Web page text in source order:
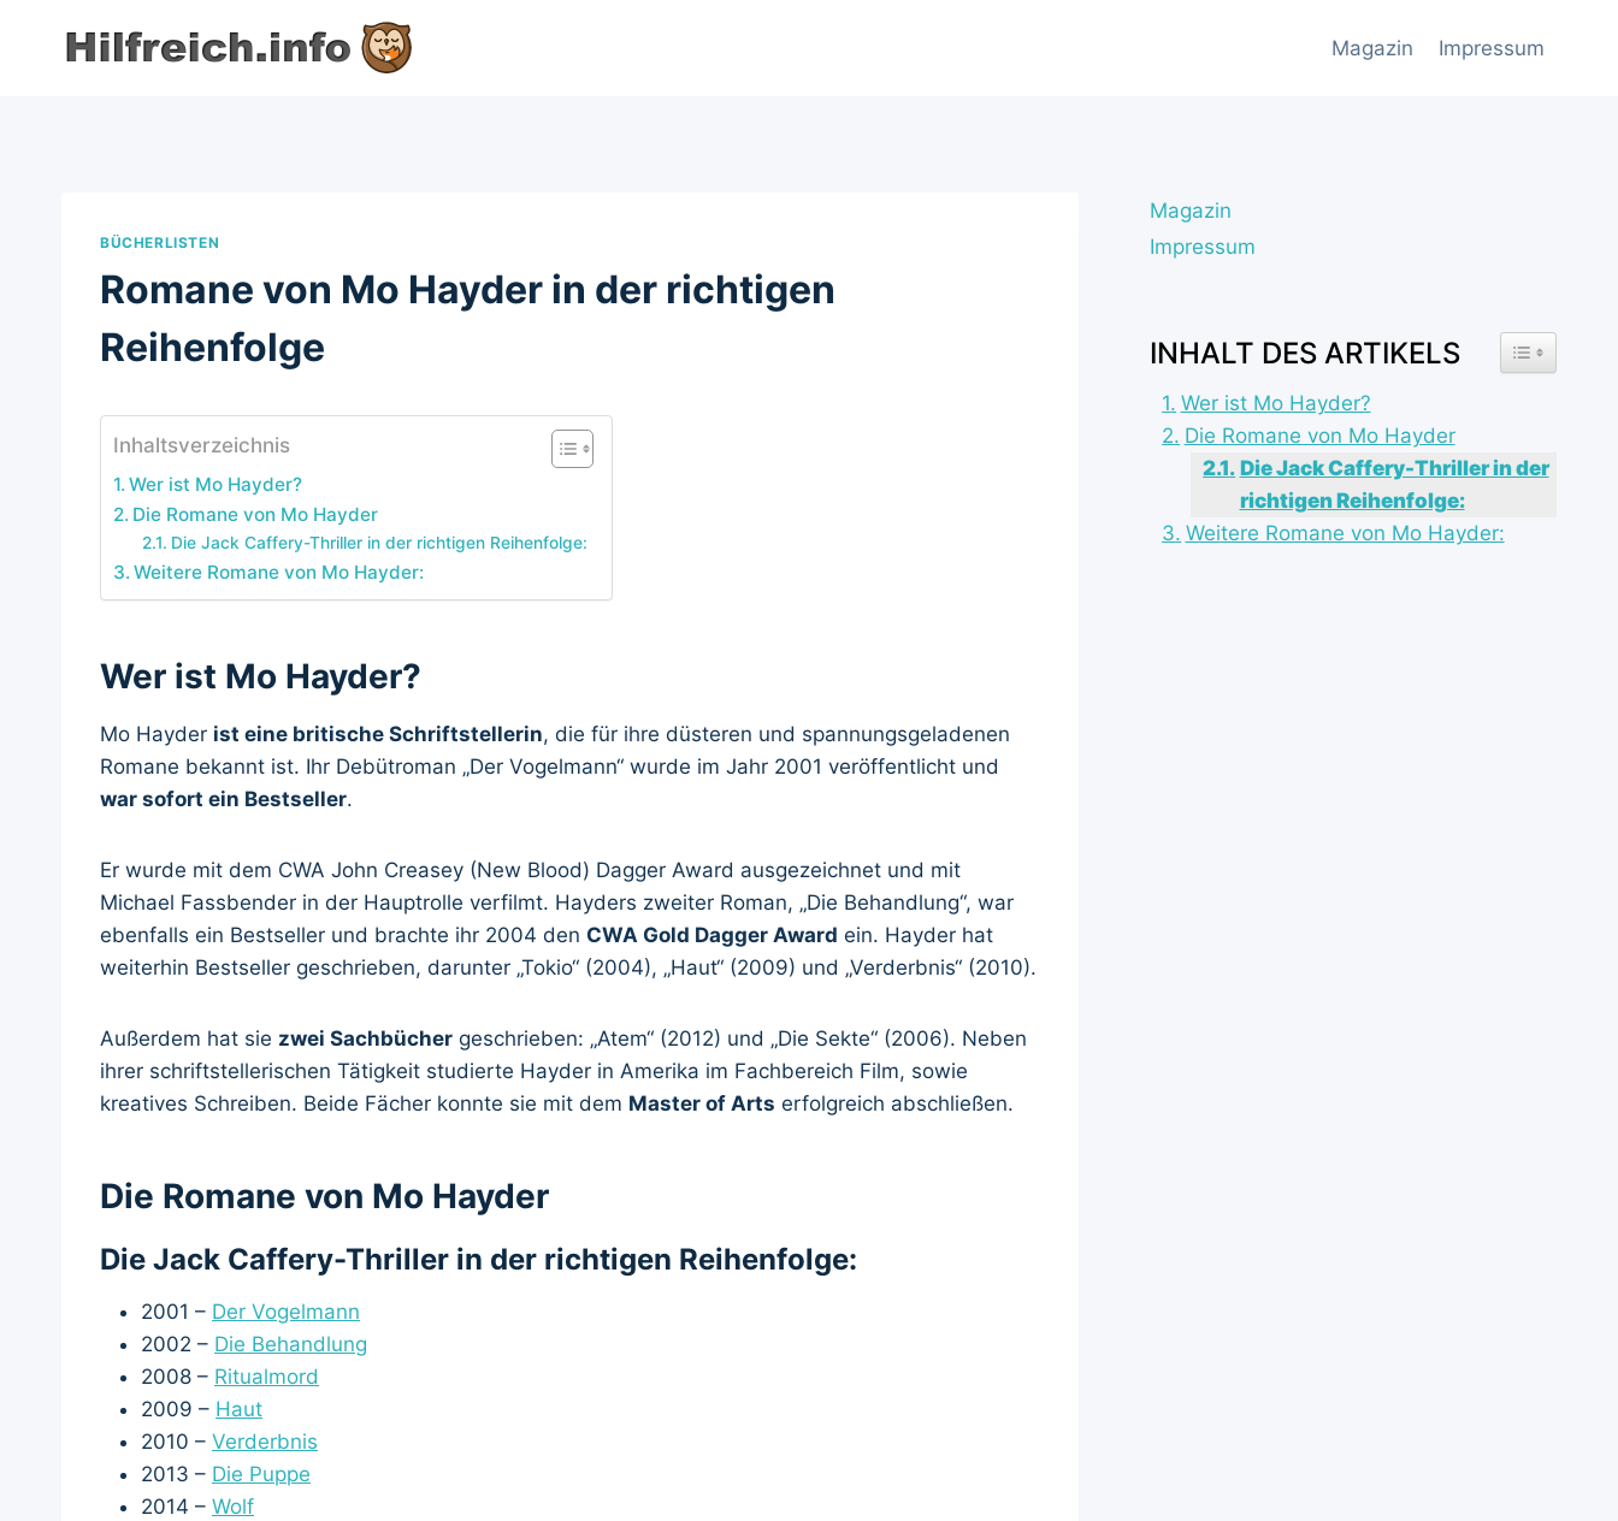
Magazin Impressum
BÜCHERLISTEN
Romane von Mo Hayder in der richtigen
Reihenfolge
Inhaltsverzeichnis
Wer ist Mo Hayder?
Die Romane von Mo Hayder
Die Jack Caffery-Thriller in der richtigen Reihenfolge:
Weitere Romane von Mo Hayder:
Wer ist Mo Hayder?
Mo Hayder ist eine britische Schriftstellerin, die für ihre düsteren und spannungsgeladenen
Romane bekannt ist. Ihr Debütroman „Der Vogelmann“ wurde im Jahr 2001 veröffentlicht und
war sofort ein Bestseller.
Er wurde mit dem CWA John Creasey (New Blood) Dagger Award ausgezeichnet und mit
Michael Fassbender in der Hauptrolle verfilmt. Hayders zweiter Roman, „Die Behandlung“, war
ebenfalls ein Bestseller und brachte ihr 2004 den CWA Gold Dagger Award ein. Hayder hat
weiterhin Bestseller geschrieben, darunter „Tokio“ (2004), „Haut“ (2009) und „Verderbnis“ (2010).
Außerdem hat sie zwei Sachbücher geschrieben: „Atem“ (2012) und „Die Sekte“ (2006). Neben
ihrer schriftstellerischen Tätigkeit studierte Hayder in Amerika im Fachbereich Film, sowie
kreatives Schreiben. Beide Fächer konnte sie mit dem Master of Arts erfolgreich abschließen.
Die Romane von Mo Hayder
Die Jack Caffery-Thriller in der richtigen Reihenfolge:
2001 – Der Vogelmann
2002 – Die Behandlung
2008 – Ritualmord
2009 – Haut
2010 – Verderbnis
2013 – Die Puppe
2014 – Wolf
Magazin
Impressum
INHALT DES ARTIKELS TOGGLE
Wer ist Mo Hayder?
Die Romane von Mo Hayder
Die Jack Caffery-Thriller in der
richtigen Reihenfolge:
Weitere Romane von Mo Hayder: